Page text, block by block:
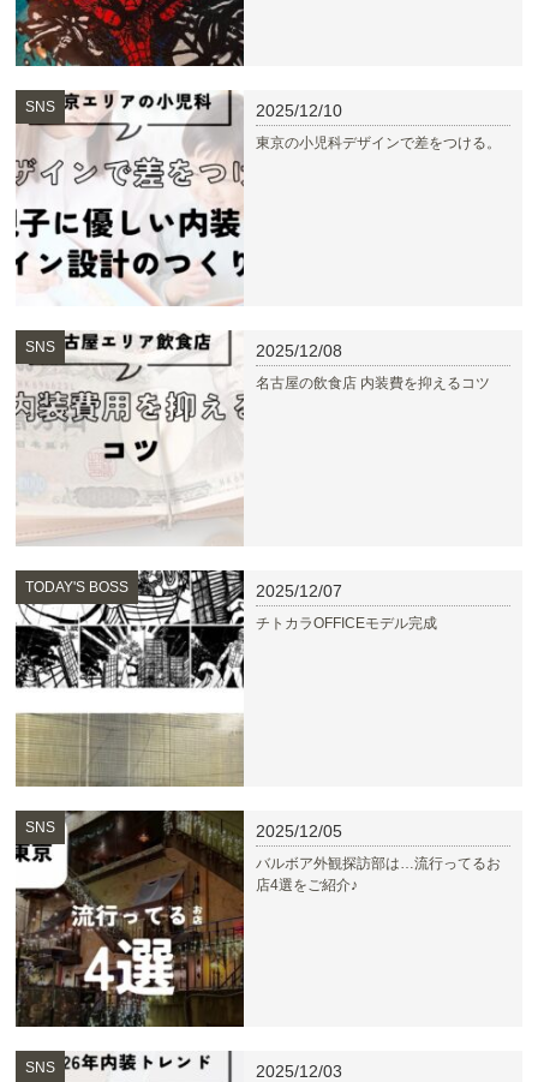
SNS 2025/12/10
東京の小児科デザインで差をつける。
SNS 2025/12/08
名古屋の飲食店 内装費を抑えるコツ
TODAY'S BOSS 2025/12/07
チトカラOFFICEモデル完成
SNS 2025/12/05
バルボア外観探訪部は…流行ってるお
店4選をご紹介♪
SNS 2025/12/03